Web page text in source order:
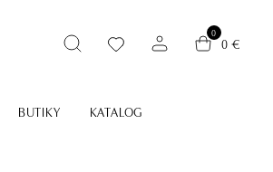
0
0 €
BUTIKY KATALOG